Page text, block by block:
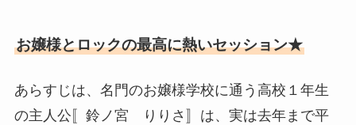
お嬢様とロックの最高に熱いセッション★
あらすじは、名門のお嬢様学校に通う高校１年生
の主人公〚鈴ノ宮 りりさ〛は、実は去年まで平